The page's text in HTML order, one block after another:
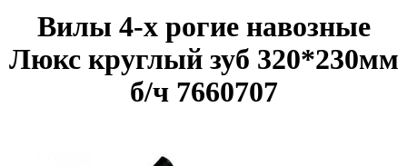
Вилы 4-х рогие навозные
Люкс круглый зуб 320*230мм
б/ч 7660707